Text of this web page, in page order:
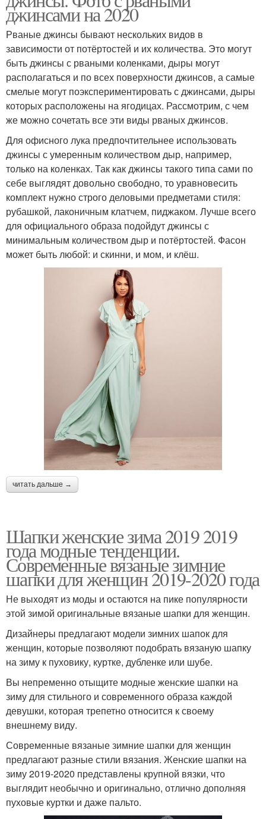
джинсами на 2020
Рваные джинсы бывают нескольких видов в
зависимости от потёртостей и их количества. Это могут
быть джинсы с рваными коленками, дыры могут
располагаться и по всех поверхности джинсов, а самые
смелые могут поэкспериментировать с джинсами, дыры
которых расположены на ягодицах. Рассмотрим, с чем
же можно сочетать все эти виды рваных джинсов.
Для офисного лука предпочтительнее использовать
джинсы с умеренным количеством дыр, например,
только на коленках. Так как джинсы такого типа сами по
себе выглядят довольно свободно, то уравновесить
комплект нужно строго деловыми предметами стиля:
рубашкой, лаконичным клатчем, пиджаком. Лучше всего
для официального образа подойдут джинсы с
минимальным количеством дыр и потёртостей. Фасон
может быть любой: и скинни, и мом, и клёш.
читать дальше →
Шапки женские зима 2019 2019
года модные тенденции.
Современные вязаные зимние
шапки для женщин 2019-2020 года
Не выходят из моды и остаются на пике популярности
этой зимой оригинальные вязаные шапки для женщин.
Дизайнеры предлагают модели зимних шапок для
женщин, которые позволяют подобрать вязаную шапку
на зиму к пуховику, куртке, дубленке или шубе.
Вы непременно отыщите модные женские шапки на
зиму для стильного и современного образа каждой
девушки, которая трепетно относится к своему
внешнему виду.
Современные вязаные зимние шапки для женщин
предлагают разные стили вязания. Женские шапки на
зиму 2019-2020 представлены крупной вязки, что
выглядит необычно и оригинально, отлично дополняя
пуховые куртки и даже пальто.